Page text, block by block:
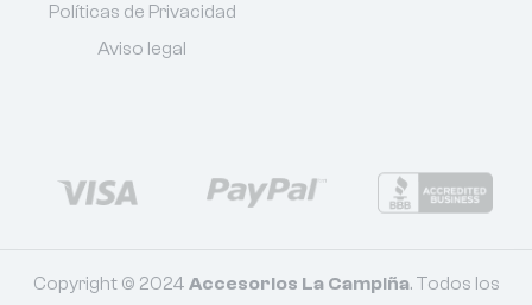
Políticas de Privacidad
Aviso legal
Copyright © 2024 Accesorios La Campiña. Todos los